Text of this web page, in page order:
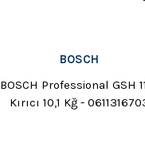
BOSCH
BOSCH Professional GSH
Kırıcı 10,1 Kğ -